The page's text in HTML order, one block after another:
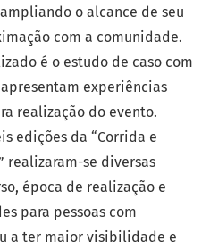
o alcance de seu
com a comunidade.
é o estudo de caso com
experiências
realização do evento.
edições da “Corrida e
realizaram-se diversas
época de realização e
para pessoas com
a ter maior visibilidade e